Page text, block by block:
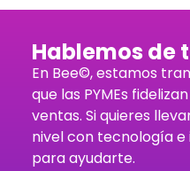
Hablemos de
En Bee©, estamos
que las PYMEs
ventas. Si quieres
nivel con tecnología
para ayudarte.